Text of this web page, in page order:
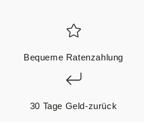
Bequeme Ratenzahlung
30 Tage Geld-zurück